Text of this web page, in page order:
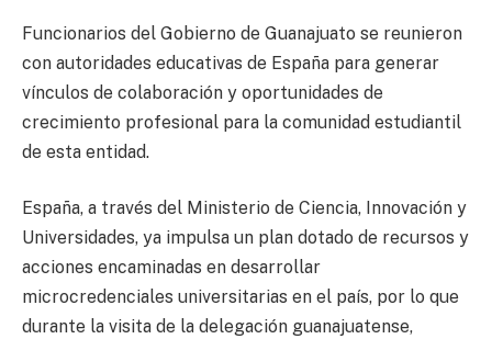
Funcionarios del Gobierno de Guanajuato se reunieron
con autoridades educativas de España para generar
vínculos de colaboración y oportunidades de
crecimiento profesional para la comunidad estudiantil
de esta entidad.
España, a través del Ministerio de Ciencia, Innovación y
Universidades, ya impulsa un plan dotado de recursos y
acciones encaminadas en desarrollar
microcredenciales universitarias en el país, por lo que
durante la visita de la delegación guanajuatense,